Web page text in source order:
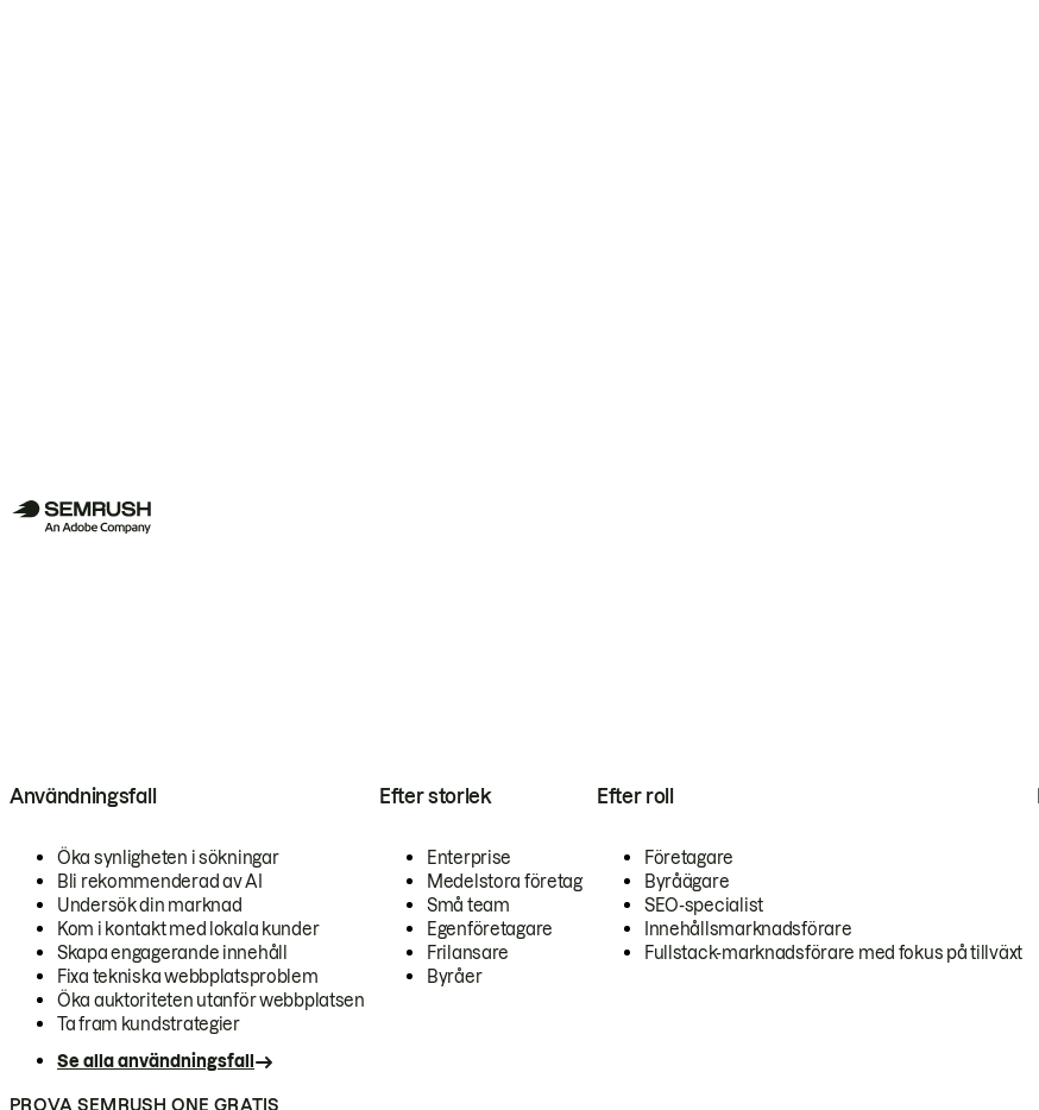
Användningsfall
Öka synligheten i sökningar
Bli rekommenderad av AI
Undersök din marknad
Kom i kontakt med lokala kunder
Skapa engagerande innehåll
Fixa tekniska webbplatsproblem
Öka auktoriteten utanför webbplatsen
Ta fram kundstrategier
Se alla användningsfall
Efter storlek
Enterprise
Medelstora företag
Små team
Egenföretagare
Frilansare
Byråer
Efter roll
Företagare
Byråägare
SEO-specialist
Innehållsmarknadsförare
Fullstack-marknadsförare med fokus på tillväxt
PROVA SEMRUSH ONE GRATIS